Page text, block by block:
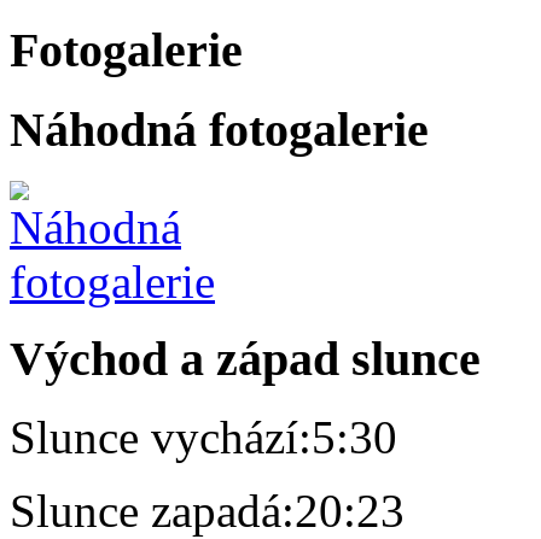
Fotogalerie
Náhodná fotogalerie
Východ a západ slunce
Slunce vychází:5:30
Slunce zapadá:20:23